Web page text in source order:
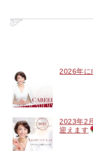
2026年に
2023年2
迎えます